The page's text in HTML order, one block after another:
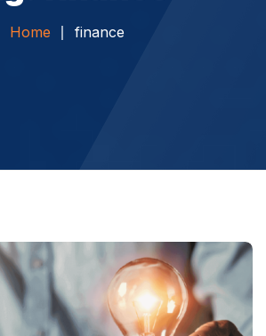
Home finance